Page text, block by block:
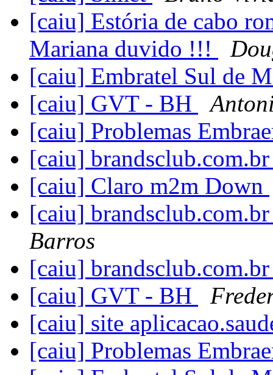
[caiu] Estória de cabo
Mariana duvido !!!
[caiu] Embratel Sul de
[caiu] GVT - BH
[caiu] Problemas
[caiu]
[caiu] Claro m2m Down
[caiu]
Barros
[caiu]
[caiu] GVT - BH
[caiu] site
[caiu] Problemas